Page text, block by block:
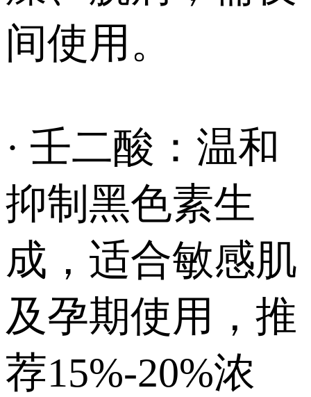
间使用。
· 壬二酸：温和
抑制黑色素生
成，适合敏感肌
及孕期使用，推
荐15%-20%浓